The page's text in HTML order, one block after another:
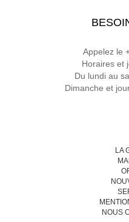
Appelez le
Horaires et
Du lundi au
Dimanche et
LA
NOUS